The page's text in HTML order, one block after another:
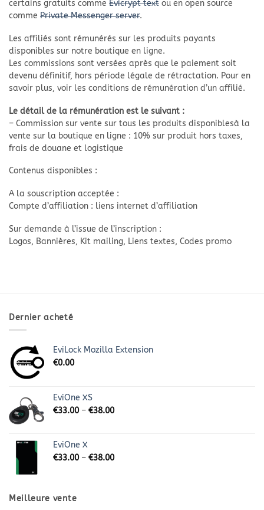
certains gratuits comme Evicrypt text ou en open source
comme Private Messenger server.
Les affiliés sont rémunérés sur les produits payants
disponibles sur notre boutique en ligne.
Les commissions sont versées après que le paiement soit
devenu définitif, hors période légale de rétractation. Pour en
savoir plus, voir les conditions de rémunération d’un affilié.
Le détail de la rémunération est le suivant :
– Commission sur vente sur tous les produits disponiblesà la
vente sur la boutique en ligne : 10% sur produit hors taxes,
frais de douane et logistique
Contenus disponibles :
A la souscription acceptée :
Compte d’affiliation : liens internet d’affiliation
Sur demande à l’issue de l’inscription :
Logos, Bannières, Kit mailing, Liens textes, Codes promo
Dernier acheté
EviLock Mozilla Extension
€0.00
EviOne XS
€33.00– €38.00
EviOne X
€33.00– €38.00
Meilleure vente